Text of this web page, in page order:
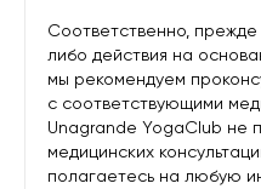
Соответственно,
либо действия на
мы рекомендуем
с соответствующими
Unagrande YogaClub не
медицинских
полагаетесь на любую